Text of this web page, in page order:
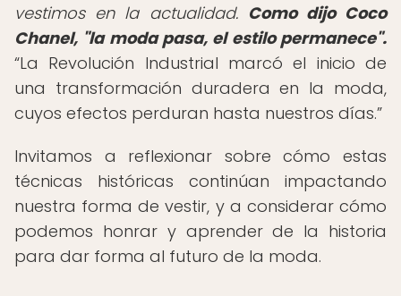
vestimos en la actualidad. Como dijo Coco
Chanel, "la moda pasa, el estilo permanece".
La Revolución Industrial marcó el inicio de
una transformación duradera en la moda,
cuyos efectos perduran hasta nuestros días.
Invitamos a reflexionar sobre cómo estas
técnicas históricas continúan impactando
nuestra forma de vestir, y a considerar cómo
podemos honrar y aprender de la historia
para dar forma al futuro de la moda.